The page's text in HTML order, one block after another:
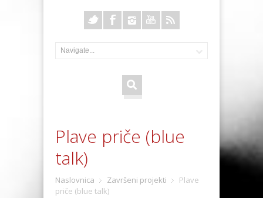
Plave priče (blue
talk)
Naslovnica Završeni projekti
Plave
priče (blue talk)